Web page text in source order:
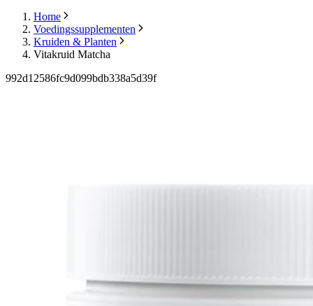
Home
Voedingssupplementen
Kruiden & Planten
Vitakruid Matcha
992d12586fc9d099bdb338a5d39f